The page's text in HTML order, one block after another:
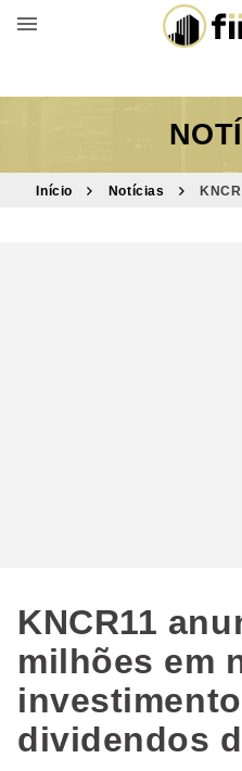
BUSCAR POR FUNDO
Início Notícias
KNCR11
milhões em
dividendos